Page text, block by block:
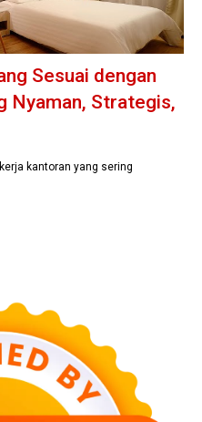
Sesuai dengan
Nyaman, Strategis,
kantoran yang sering